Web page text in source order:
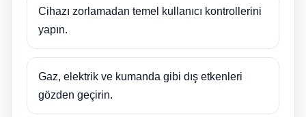
Cihazı zorlamadan temel kullanıcı kontrollerini
yapın.
Gaz, elektrik ve kumanda gibi dış etkenleri
gözden geçirin.